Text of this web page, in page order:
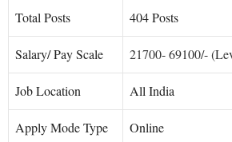
Total Posts 404 Posts
Salary/ Pay Scale 21700- 69100/-
Job Location All India
Apply Mode Type Online